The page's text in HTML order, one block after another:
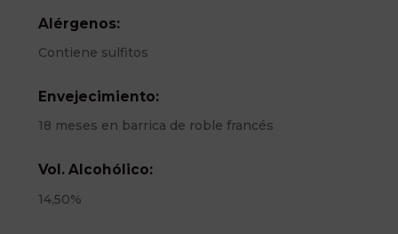
Alérgenos:
Contiene sulfitos
Envejecimiento:
18 meses en barrica de roble francés
Vol. Alcohólico:
14,50%